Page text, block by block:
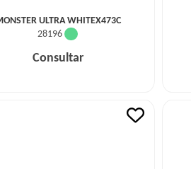
ULTRA WHITEX473C
28196
Consultar